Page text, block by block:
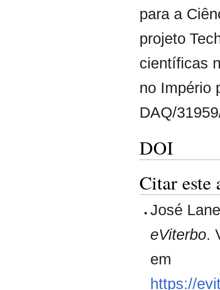
para a
projeto
científicas
no Império
DAQ/
DOI
Citar este
José
eViterbo.
em
https://